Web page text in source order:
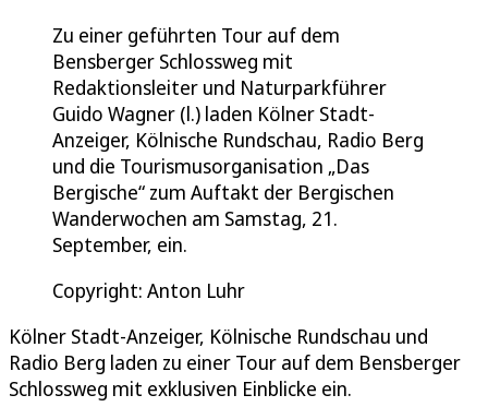
Zu einer geführten Tour auf dem
Bensberger Schlossweg mit
Redaktionsleiter und Naturparkführer
Guido Wagner (l.) laden Kölner Stadt-
Anzeiger, Kölnische Rundschau, Radio Berg
und die Tourismusorganisation „Das
Bergische“ zum Auftakt der Bergischen
Wanderwochen am Samstag, 21.
September, ein.
Copyright: Anton Luhr
Kölner Stadt-Anzeiger, Kölnische Rundschau und
Radio Berg laden zu einer Tour auf dem Bensberger
Schlossweg mit exklusiven Einblicke ein.